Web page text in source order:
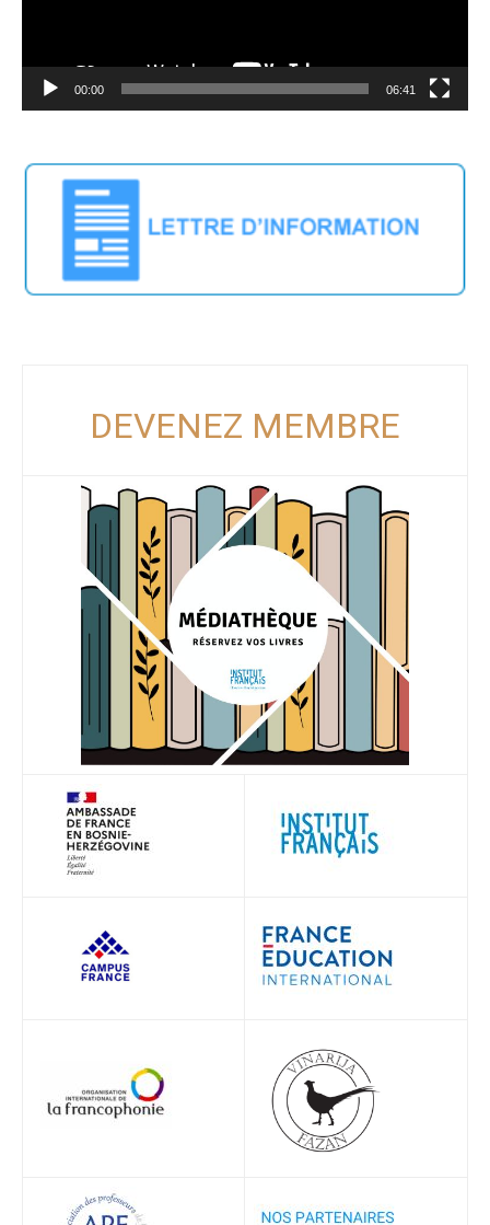
00:00 06:41
DEVENEZ MEMBRE